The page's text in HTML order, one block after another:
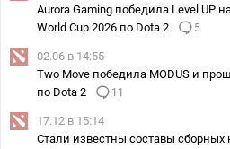
Aurora Gaming победила Level UP
World Cup 2026 по Dota 2
5
02.06 в 14:55
Two Move победила MODUS и
по Dota 2
11
17.12 в 15:14
Стали известны составы сборных